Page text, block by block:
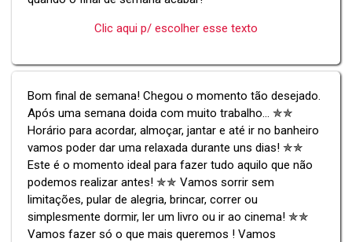
Clic aqui p/ escolher esse texto
Bom final de semana! Chegou o momento tão desejado.
Após uma semana doida com muito trabalho... ✯✯
Horário para acordar, almoçar, jantar e até ir no banheiro
vamos poder dar uma relaxada durante uns dias! ✯✯
Este é o momento ideal para fazer tudo aquilo que não
podemos realizar antes! ✯✯ Vamos sorrir sem
limitações, pular de alegria, brincar, correr ou
simplesmente dormir, ler um livro ou ir ao cinema! ✯✯
Vamos fazer só o que mais queremos ! Vamos